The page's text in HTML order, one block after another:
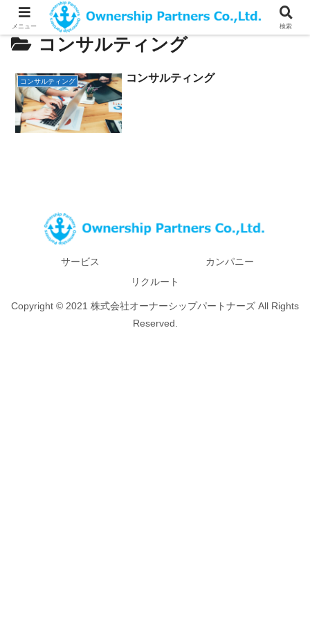
コンサルティング
コンサルティング コンサルティング
サービス
カンパニー
リクルート
Copyright © 2021 株式会社オーナーシップパートナーズ All Rights
Reserved.
メニュー 検索